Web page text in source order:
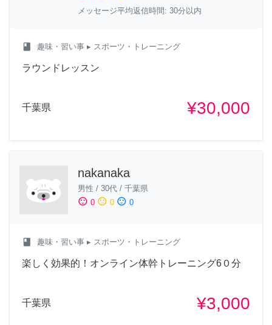
メッセージ平均返信時間: 30分以内
class 趣味・習い事 ▸ スポーツ・トレーニング
ラウンドレッスン
千葉県 ¥30,000
nakanaka
男性 / 30代 / 千葉県
sentiment_satisfied 0 sentiment_neutral 0 sentiment_dissatisfied 0
class 趣味・習い事 ▸ スポーツ・トレーニング
楽しく効果的！オンライン体幹トレーニング6０分
千葉県 ¥3,000